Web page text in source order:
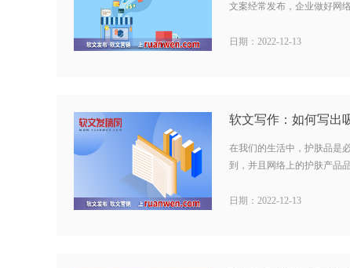
文案经常发布，企业做好网
日期：2022-12-13
在我们的生活中，护肤品是
到，并且网络上的护肤产品
日期：2022-12-13